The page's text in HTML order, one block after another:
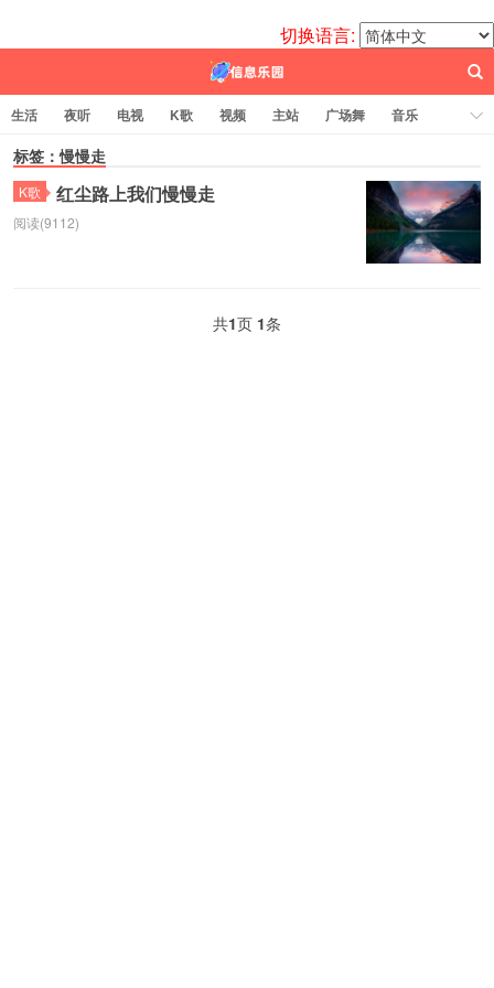
切换语言:
生活 夜听 电视 K歌 视频 主站 广场舞
音乐
歌曲
电台
标签：慢慢走
K歌 红尘路上我们慢慢走
阅读(9112)
共1页 1条